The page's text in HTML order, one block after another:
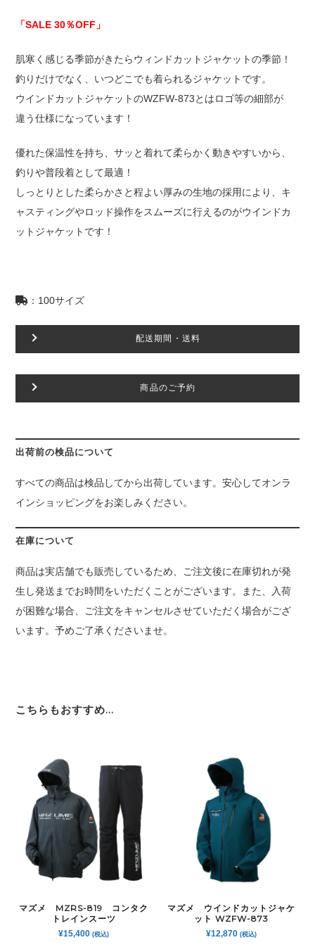
個
「SALE 30％OFF」
肌寒く感じる季節がきたらウィンドカットジャケットの季節！
釣りだけでなく、いつどこでも着られるジャケットです。
ウインドカットジャケットのWZFW-873とはロゴ等の細部が
違う仕様になっています！
優れた保温性を持ち、サッと着れて柔らかく動きやすいから、
釣りや普段着として最適！
しっとりとした柔らかさと程よい厚みの生地の採用により、キ
ャスティングやロッド操作をスムーズに行えるのがウインドカ
ットジャケットです！
：100サイズ
配送期間・送料
商品のご予約
出荷前の検品について
すべての商品は検品してから出荷しています。安心してオンラ
インショッピングをお楽しみください。
在庫について
商品は実店舗でも販売しているため、ご注文後に在庫切れが発
生し発送までお時間をいただくことがございます。また、入荷
が困難な場合、ご注文をキャンセルさせていただく場合がござ
います。予めご了承くださいませ。
こちらもおすすめ…
マズメ MZRS-819 コンタク
トレインスーツ
¥15,400 (税込)
マズメ ウインドカットジャケ
ット WZFW-873
¥12,870 (税込)